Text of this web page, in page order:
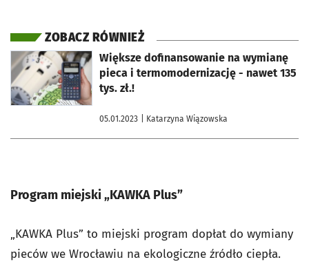
ZOBACZ RÓWNIEŻ
Większe dofinansowanie na wymianę
pieca i termomodernizację - nawet 135
tys. zł.!
05.01.2023 | Katarzyna Wiązowska
otworzy się w nowej karcie
Program miejski „KAWKA Plus”
„KAWKA Plus” to miejski program dopłat do wymiany
pieców we Wrocławiu na ekologiczne źródło ciepła.